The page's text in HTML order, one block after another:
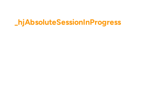
_hjAbsoluteSessionInProgress